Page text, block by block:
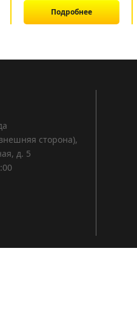
Подробнее
сторона),
д. 5